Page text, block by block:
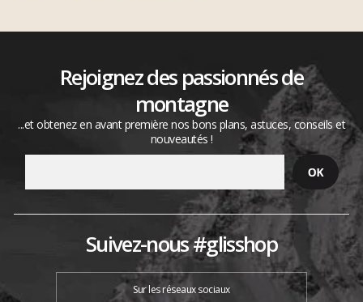
Rejoignez des passionnés de
montagne
...et obtenez en avant première nos bons plans, astuces, conseils et
nouveautés !
Suivez-nous #glisshop
Sur les réseaux sociaux